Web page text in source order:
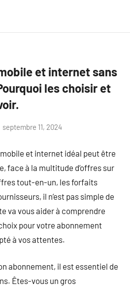
et internet sans
les choisir et
septembre 11, 2024
et internet idéal peut être
face à la multitude d’offres sur
tout-en-un, les forfaits
il n’est pas simple de
va vous aider à comprendre
pour votre abonnement
à vos attentes.
abonnement, il est essentiel de
Êtes-vous un gros